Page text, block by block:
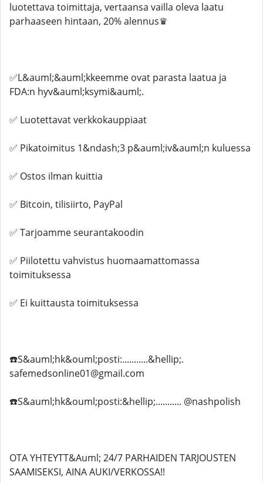
luotettava toimittaja, vertaansa vailla oleva laatu
parhaaseen hintaan, 20% alennus♛
✅L&auml;&auml;kkeemme ovat parasta laatua ja
FDA:n hyv&auml;ksymi&auml;.
✅ Luotettavat verkkokauppiaat
✅ Pikatoimitus 1&ndash;3 p&auml;iv&auml;n kuluessa
✅ Ostos ilman kuittia
✅ Bitcoin, tilisiirto, PayPal
✅ Tarjoamme seurantakoodin
✅ Piilotettu vahvistus huomaamattomassa
toimituksessa
✅ Ei kuittausta toimituksessa
☎️S&auml;hk&ouml;posti:...........&hellip;.
safemedsonline01@gmail.com
☎️S&auml;hk&ouml;posti:&hellip;........... @nashpolish
OTA YHTEYTT&Auml; 24/7 PARHAIDEN TARJOUSTEN
SAAMISEKSI, AINA AUKI/VERKOSSA!!